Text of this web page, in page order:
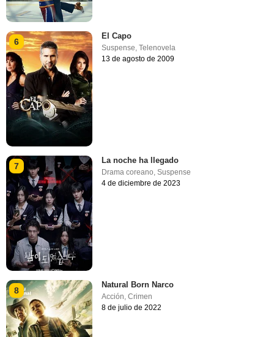
6
El Capo
Suspense ,Telenovela
13 de agosto de 2009
7
La noche ha llegado
Drama coreano,Suspense
4 de diciembre de 2023
8
Natural Born Narco
Acción,Crimen
8 de julio de 2022